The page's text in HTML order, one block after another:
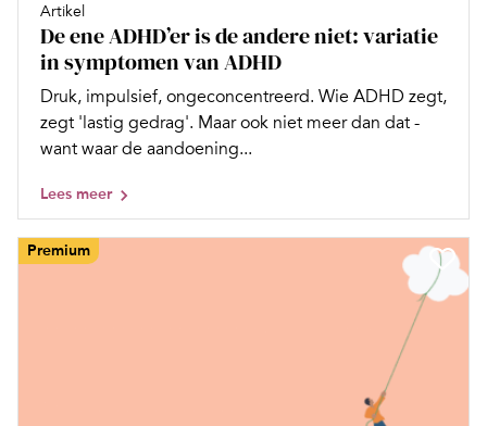
Artikel
De ene ADHD’er is de andere niet: variatie
in symptomen van ADHD
Druk, impulsief, ongeconcentreerd. Wie ADHD zegt,
zegt 'lastig gedrag'. Maar ook niet meer dan dat -
want waar de aandoening...
Lees meer
Premium